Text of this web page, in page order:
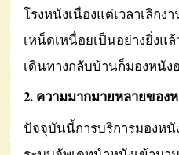
โรงหนังเนื่องแต่เวลาเลิกง
เหน็ดเหนื่อยเป็นอย่างยิ่งแล้
เดินทางกลับบ้านก็มองหนัง
2. ความมากมายหลายของ
ปัจจุบันนี้การบริการมองห